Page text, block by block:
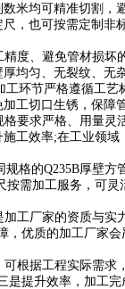
米均可精准切割
，也可按需定制
、避免管材损坏
均匀、无裂纹、
环节严格遵循工
工切口生锈，保障
求严格、用量灵
工效率;在工业领
的Q235B厚壁方
需加工服务，可
厂家的资质与实
优质的加工厂家
据工程实际需
提升效率，加工